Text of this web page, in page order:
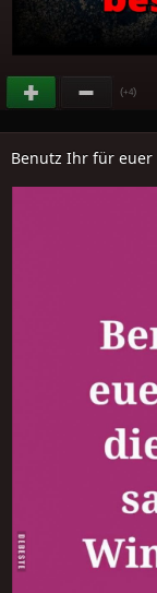
(+4)
Benutz Ihr für euer